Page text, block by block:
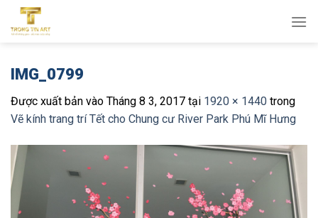
qua
IMG_0799
Được xuất bản vào Tháng 8 3, 2017 tại 1920 × 1440 trong
Vẽ kính trang trí Tết cho Chung cư River Park Phú Mĩ Hưng